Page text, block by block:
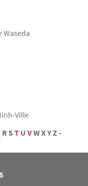
Waseda
Ville
R ST U VW X Y Z -